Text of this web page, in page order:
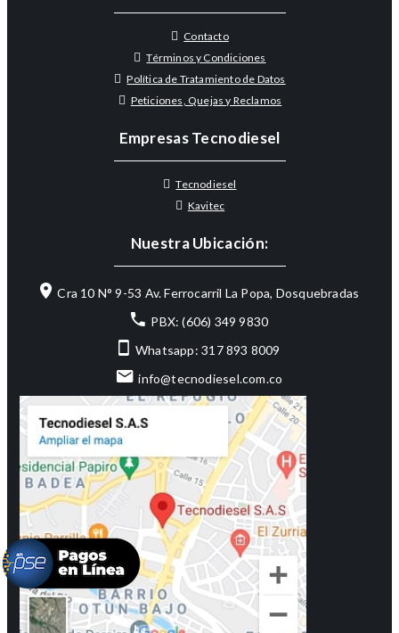
Contacto
Términos y Condiciones
Política de Tratamiento de Datos
Peticiones, Quejas y Reclamos
Empresas Tecnodiesel
Tecnodiesel
Kavitec
Nuestra Ubicación:
Cra 10 N° 9-53 Av. Ferrocarril La Popa, Dosquebradas
PBX: (606) 349 9830
Whatsapp: 317 893 8009
info@tecnodiesel.com.co